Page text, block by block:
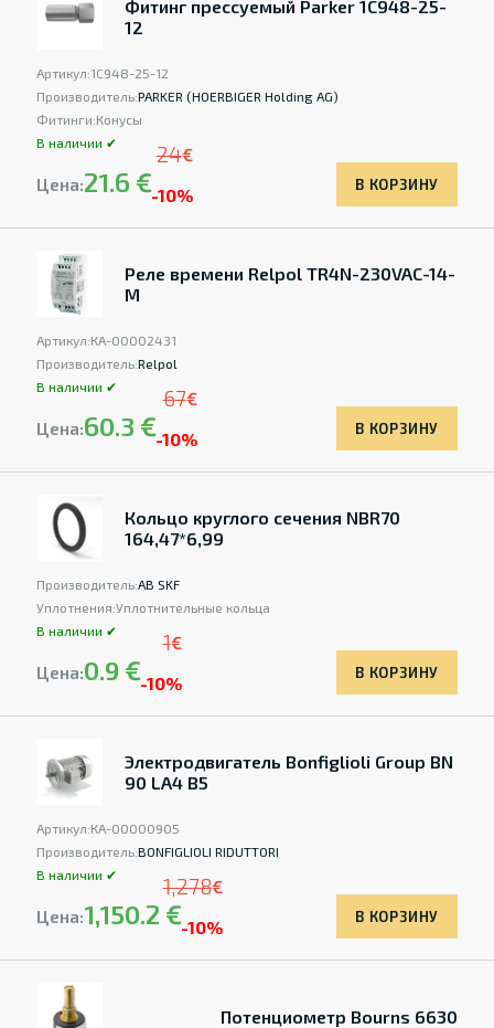
Фитинг прессуемый Parker 1C948-25-
12
Артикул:1C948-25-12
Производитель:PARKER (HOERBIGER Holding AG)
Фитинги:Конусы
В наличии ✔
Цена:21.6 €
24€
-10%
В КОРЗИНУ
Реле времени Relpol TR4N-230VAC-14-
M
Артикул:КА-00002431
Производитель:Relpol
В наличии ✔
Цена:60.3 €
67€
-10%
В КОРЗИНУ
Кольцо круглого сечения NBR70
164,47*6,99
Производитель:AB SKF
Уплотнения:Уплотнительные кольца
В наличии ✔
Цена:0.9 €
1€
-10%
В КОРЗИНУ
Электродвигатель Bonfiglioli Group BN
90 LA4 B5
Артикул:КА-00000905
Производитель:BONFIGLIOLI RIDUTTORI
В наличии ✔
Цена:1,150.2 €
1,278€
-10%
В КОРЗИНУ
Потенциометр Bourns 6630